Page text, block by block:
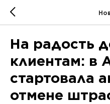
На радость
клиентам: в
стартовала
отмене